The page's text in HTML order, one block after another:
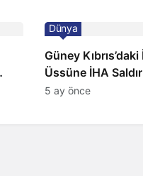
Güney
Üssüne İHA
Sirenler ve Alarm
Dünya
5 ay önce